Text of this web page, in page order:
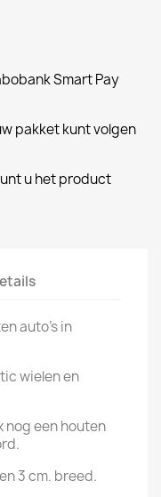
Smart Pay
pakket kunt volgen
u het product
auto's in
wielen en
nog een houten
3 cm. breed.